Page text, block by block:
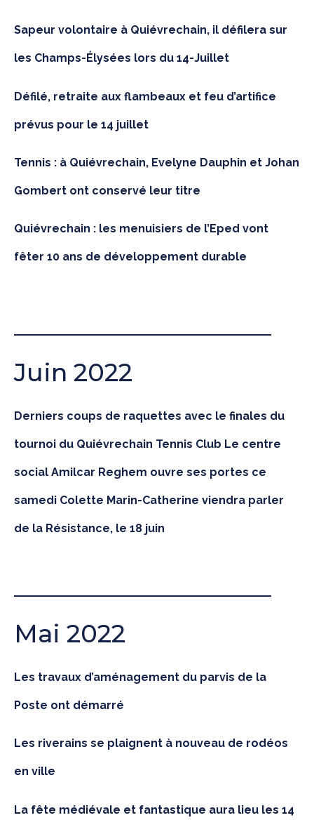
Sapeur volontaire à Quiévrechain, il défilera sur
les Champs-Élysées lors du 14-Juillet
Défilé, retraite aux flambeaux et feu d’artifice
prévus pour le 14 juillet
Tennis : à Quiévrechain, Evelyne Dauphin et Johan
Gombert ont conservé leur titre
Quiévrechain : les menuisiers de l’Eped vont
fêter 10 ans de développement durable
Juin 2022
Derniers coups de raquettes avec le finales du
tournoi du Quiévrechain Tennis Club Le centre
social Amilcar Reghem ouvre ses portes ce
samedi Colette Marin-Catherine viendra parler
de la Résistance, le 18 juin
Mai 2022
Les travaux d’aménagement du parvis de la
Poste ont démarré
Les riverains se plaignent à nouveau de rodéos
en ville
La fête médiévale et fantastique aura lieu les 14